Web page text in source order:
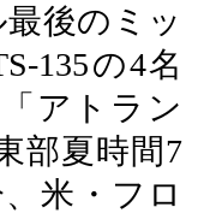
後のミッ
135の4名
アトラン
部夏時間7
米・フロ